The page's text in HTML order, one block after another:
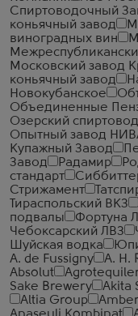
Спиртоводочный
коньячный завод
виноградных вин
Московский завод
коньячный завод
Новокубанское
Объединенные
Озерский
Опытный завод
Купажный Завод
Завод
Радамир
стандарт
Стрижамент
Тираспольский ВКЗ
подвалы
Фортуна
Чебоксарский ЛВЗ
Шуйская водка
A. de Fussigny
A. H.
Absolut
Sake Brewery
Akita
Altia Group